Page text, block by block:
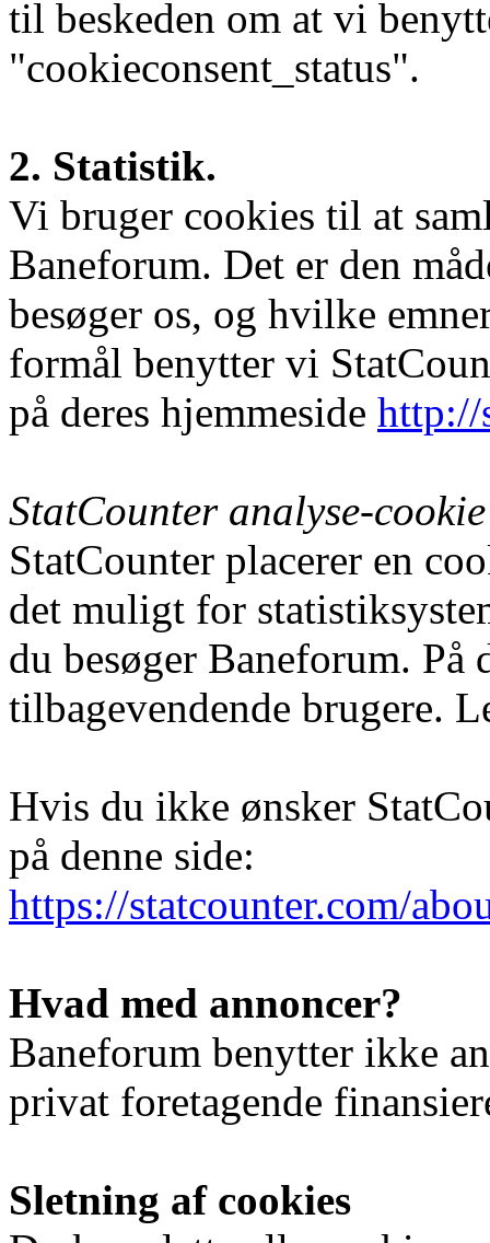
til beskeden om at vi
"cookieconsent_status".
2. Statistik.
Vi bruger cookies til at
Baneforum. Det er den
besøger os, og hvilke
formål benytter vi
på deres hjemmeside http://
StatCounter analyse-cookie
StatCounter placerer en
det muligt for
du besøger Baneforum. På
tilbagevendende brugere.
Hvis du ikke ønsker
på denne side:
https://statcounter.com/
Hvad med annoncer?
Baneforum benytter ikke
privat foretagende
Sletning af cookies